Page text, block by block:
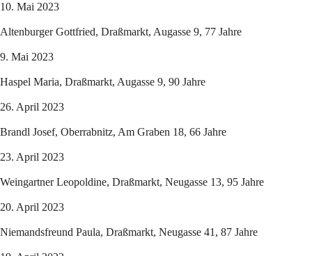
10. Mai 2023
Altenburger Gottfried, Draßmarkt, Augasse 9, 77 Jahre
9. Mai 2023
Haspel Maria, Draßmarkt, Augasse 9, 90 Jahre
26. April 2023
Brandl Josef, Oberrabnitz, Am Graben 18, 66 Jahre
23. April 2023
Weingartner Leopoldine, Draßmarkt, Neugasse 13, 95 Jahre
20. April 2023
Niemandsfreund Paula, Draßmarkt, Neugasse 41, 87 Jahre